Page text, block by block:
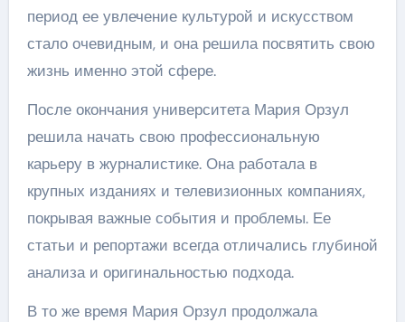
период ее увлечение культурой и искусством
стало очевидным, и она решила посвятить свою
жизнь именно этой сфере.
После окончания университета Мария Орзул
решила начать свою профессиональную
карьеру в журналистике. Она работала в
крупных изданиях и телевизионных компаниях,
покрывая важные события и проблемы. Ее
статьи и репортажи всегда отличались глубиной
анализа и оригинальностью подхода.
В то же время Мария Орзул продолжала